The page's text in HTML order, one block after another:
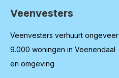
Contactinformatie
Veenvesters
Veenvesters verhuurt ongeveer
9.000 woningen in Veenendaal
en omgeving